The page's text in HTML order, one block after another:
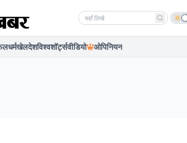
Search news
धर्मखेलदेशविश्वशॉर्ट्सवीडियो ओपिनियन